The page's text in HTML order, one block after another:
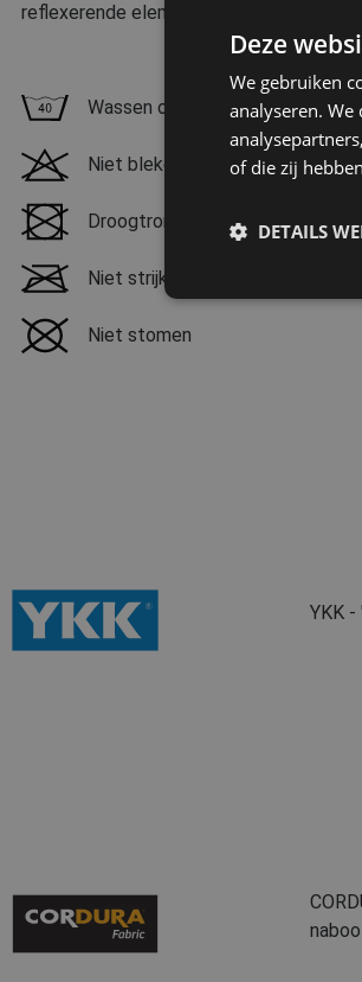
reflexerende elementen
Wassen op 40 °C, normaal
Niet bleken
Droogtrommel niet mogelijk
Niet strijken
Niet stomen
YKK
Deze
We gebruiken
analyseren.
of die zij
DETAILS